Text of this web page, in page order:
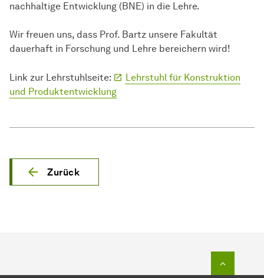
nachhaltige Entwicklung (BNE) in die Lehre.
Wir freuen uns, dass Prof. Bartz unsere Fakultät
dauerhaft in Forschung und Lehre bereichern wird!
Link zur Lehrstuhlseite:
Lehrstuhl für Konstruktion
und Produktentwicklung
Zurück